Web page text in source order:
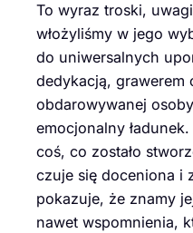
To wyraz troski,
włożyliśmy w jego
do uniwersalnych
dedykacją, grawerem
obdarowywanej
emocjonalny
coś, co zostało
czuje się doceniona i
pokazuje, że znamy
nawet wspomnienia,